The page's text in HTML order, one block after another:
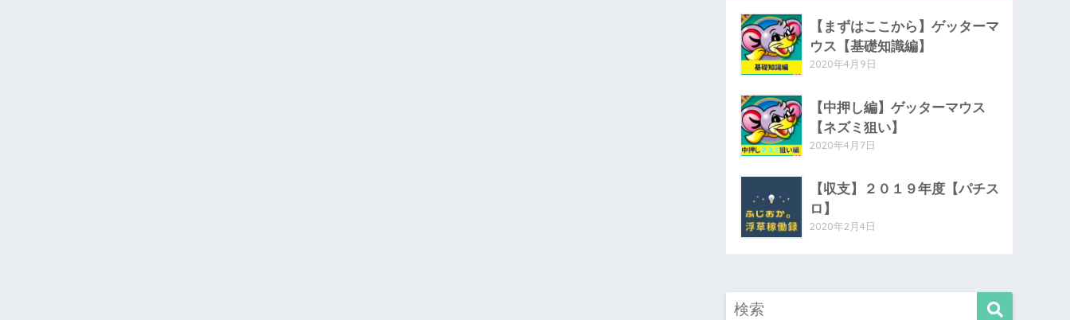
【まずはここから】ゲッターマ
ウス【基礎知識編】
2020年4月9日
【中押し編】ゲッターマウス
【ネズミ狙い】
2020年4月7日
【収支】２０１９年度【パチス
ロ】
2020年2月4日